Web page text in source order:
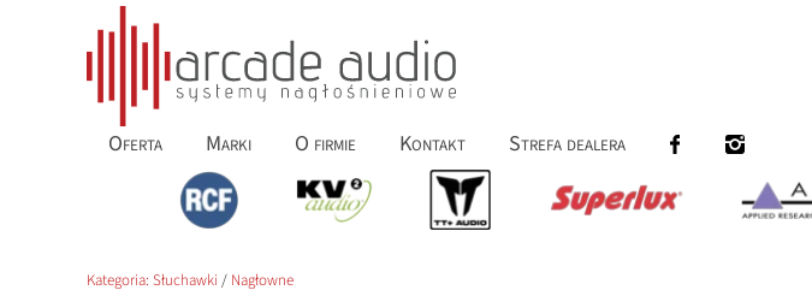
Oferta Marki O firmie Kontakt Strefa dealera
Kategoria: Słuchawki / Nagłowne